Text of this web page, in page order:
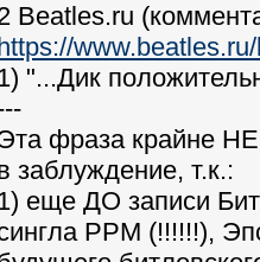
Beatles.ru
"...Дик
фраза крайне НЕ
заблуждение, т.к.:
еще ДО записи
PPM (!!!!!!),